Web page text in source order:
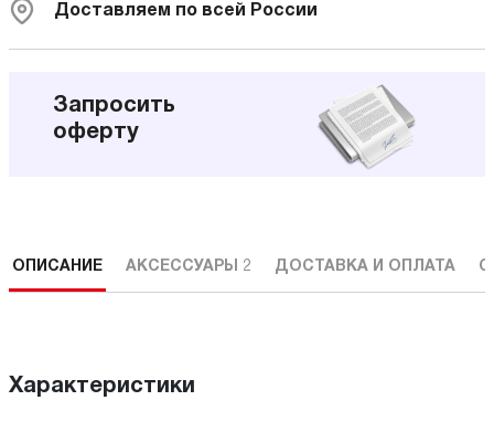
Доставляем по всей России
Запросить
оферту
ОПИСАНИЕ АКСЕССУАРЫ 2 ДОСТАВКА И ОПЛАТА
Характеристики